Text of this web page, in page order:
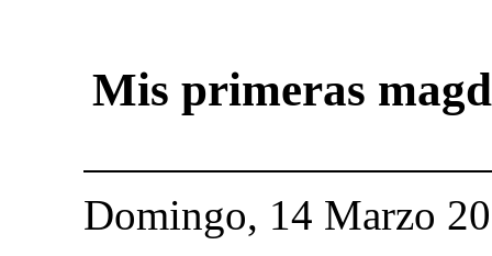
Mis primeras
Domingo, 14 Marzo